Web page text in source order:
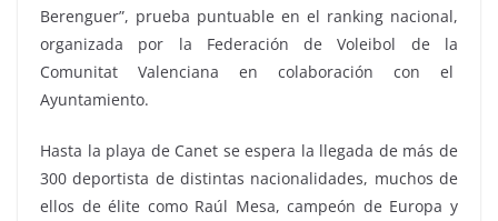
Berenguer”, prueba puntuable en el ranking nacional,
organizada por la Federación de Voleibol de la
Comunitat Valenciana en colaboración con el
Ayuntamiento.
Hasta la playa de Canet se espera la llegada de más de
300 deportista de distintas nacionalidades, muchos de
ellos de élite como Raúl Mesa, campeón de Europa y